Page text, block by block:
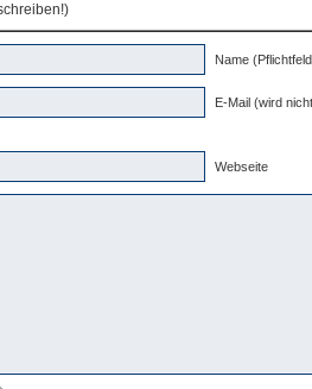
Name
E-Mail (wird
Webseite